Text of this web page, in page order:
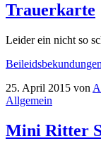
Trauerkarte
Leider ein nicht so
Beileidsbekundungen
25. April 2015 von
Allgemein
Mini Ritter